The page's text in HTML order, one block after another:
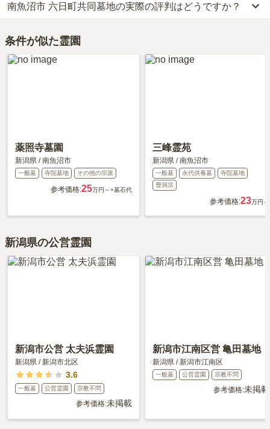
32万円（墓石代別途）です。
お墓は、価格が高いものがよい、安いものが悪い、という訳ではあ
りません。大切なのは、ご家族が心から納得し、安心してお参りで
きる場所を選ぶことです。
公共交通機関の場合、JR上越線「六日町駅」から徒歩約16分・バ
スに乗車、南魚沼市「北越銀行前バス停」下車徒歩約7分です。
車の場合、関越自動車道「六日町インター」から車で約9分です。
詳しいルートや地図は、本ページの「地図・交通アクセス」欄をご
確認ください。
南魚沼市 六日町共同墓地の実際の評判はどうですか？
口コミはあくまで一つの目安です。資料請求や現地見学を通して、
ご自身の目で雰囲気を確認してみることをおすすめします。
条件が似た霊園
薬照寺墓園
新潟県 /南魚沼市
一般墓 寺院墓地 その他の宗派
参考価格:25万円～+墓石代
三峰霊苑
新潟県 /南魚沼市
一般墓 永代供養墓
寺院墓地
曹洞宗
参考価格:23万円～
新潟県の公営霊園
新潟市公営 太夫浜霊園
新潟県 /新潟市北区
3.6
一般墓 公営霊園 宗教不問
参考価格:未掲載
新潟市江南区営 亀田墓地
新潟県 /新潟市江南区
一般墓 公営霊園 宗教不問
参考価格:未掲載